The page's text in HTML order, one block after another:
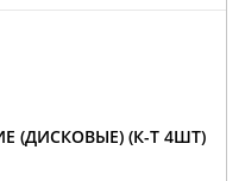
(ДИСКОВЫЕ) (К-Т 4ШТ)